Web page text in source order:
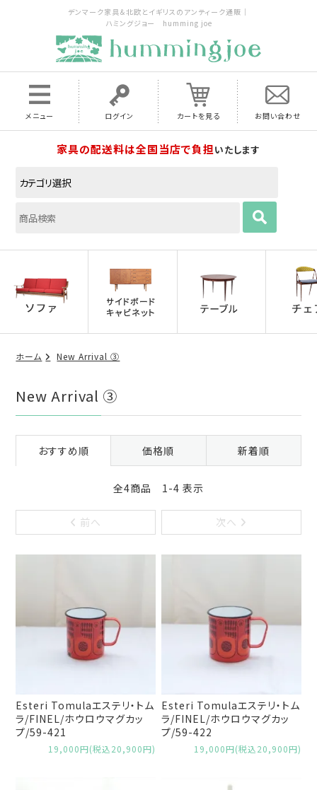
デンマーク家具＆北欧とイギリスのアンティーク通販｜
ハミングジョー humming joe
メニュー ログイン カートを見る お問い合わせ
家具の配送料は全国当店で負担いたします
ホーム New Arrival ③
New Arrival ③
おすすめ順 価格順 新着順
全4商品 1-4 表示
前へ 次へ
Esteri Tomulaエステリ・トム
ラ/FINEL/ホウロウマグカッ
プ/59-421
19,000円(税込20,900円)
Esteri Tomulaエステリ・トム
ラ/FINEL/ホウロウマグカッ
プ/59-422
19,000円(税込20,900円)